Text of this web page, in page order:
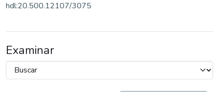
hdl:20.500.12107/3075
Examinar